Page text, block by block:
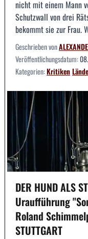
nicht mit einem Mann
Schutzwall von drei
bekommt sie zur Frau.
Geschrieben von
Veröffentlichungsdatum:
Kategorien:Kritiken
DER HUND ALS
Uraufführung
Roland
STUTTGART